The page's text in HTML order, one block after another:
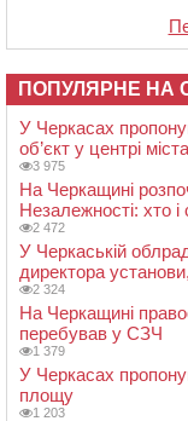
ПОПУЛЯРНЕ НА
У Черкасах
об’єкт у центрі міста
3 975
На Черкащині
Незалежності: хто
2 472
У Черкаській
директора
2 324
На Черкащині
перебував у СЗЧ
1 379
У Черкасах
площу
1 203